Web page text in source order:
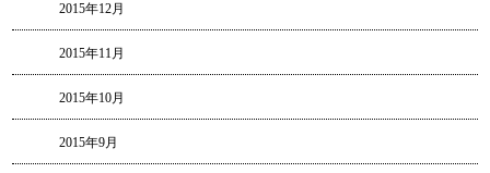
2015年12月
2015年11月
2015年10月
2015年9月